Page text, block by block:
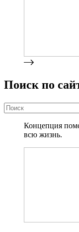
Поиск по
Концепция
всю жизнь.